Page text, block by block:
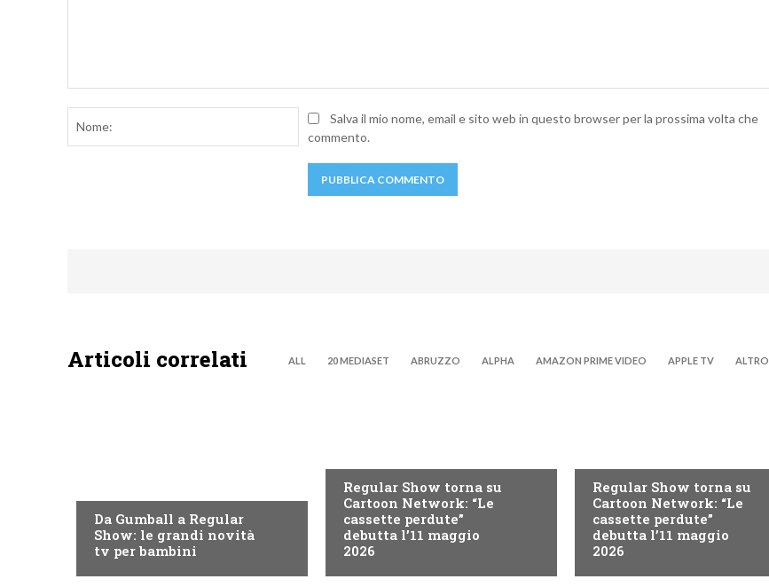
Nome:Salva il mio nome, email e sito web in questo browser per la prossima volta che
commento.
Articoli correlati ALL 20 MEDIASET ABRUZZO ALPHA AMAZON PRIME VIDEO APPLE TV ALTRO
Da Gumball a Regular
Show: le grandi novità
tv per bambini
Regular Show torna su
Cartoon Network: “Le
cassette perdute”
debutta l’11 maggio
2026
Regular Show torna su
Cartoon Network: “Le
cassette perdute”
debutta l’11 maggio
2026